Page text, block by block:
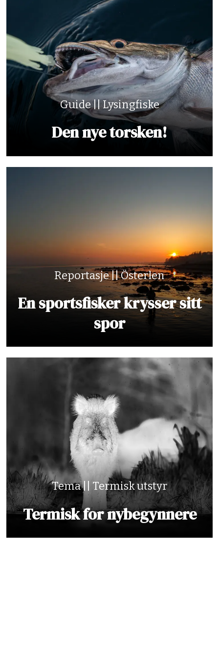
Guide || Lysingfiske
Den nye torsken!
Reportasje || Österlen
En sportsfisker krysser sitt
spor
Tema || Termisk utstyr
Termisk for nybegynnere